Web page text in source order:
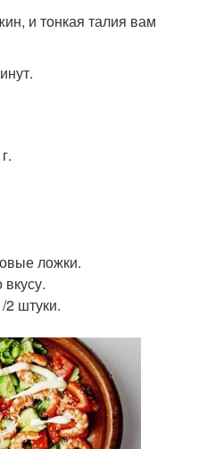
и тонкая талия вам
ложки.
штуки.